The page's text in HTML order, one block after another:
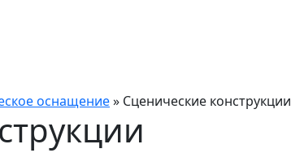
оснащение» Сценические конструкции